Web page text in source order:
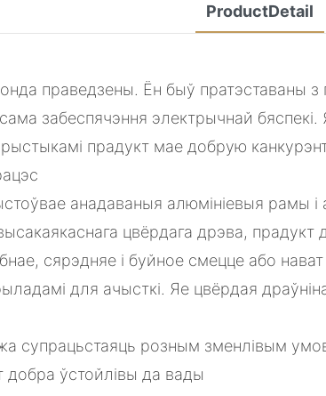
ProductDetail
праведзены. Ён быў пратэставаны
забеспячэння электрычнай
прадукт мае добрую
анадаваныя алюмініевыя рамы
цвёрдага дрэва,
сярэдняе і буйное смецце або
для ачысткі. Яе цвёрдая
супрацьстаяць розным зменлівым
добра ўстойлівы да вады